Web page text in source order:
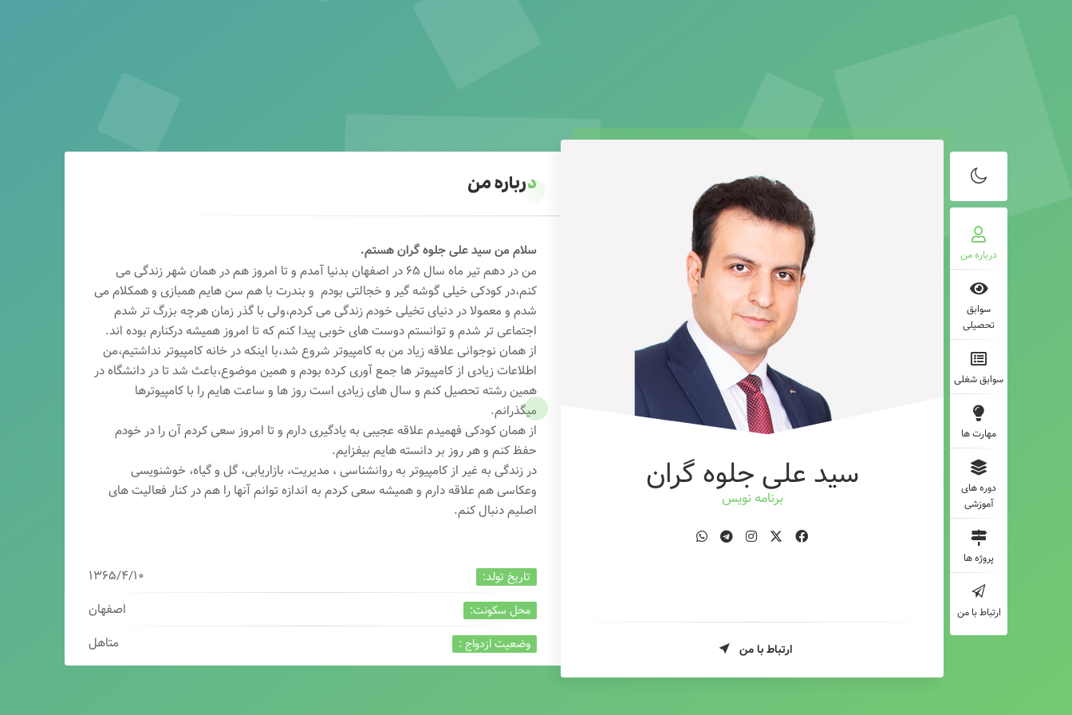
درباره من
سوابق
تحصیلی
سوابق شغلی
مهارت ها
دوره های
آموزشی
پروژه ها
ارتباط با من
سید علی جلوه گران
برنامه نویس
ارتباط با من
درباره من
سلام من سید علی جلوه گران هستم.
من در دهم تیر ماه سال ۶۵ در اصفهان بدنیا آمدم و تا امروز هم در همان شهر زندگی می
کنم،در کودکی خیلی گوشه گیر و خجالتی بودم و بندرت با هم سن هایم همبازی و همکلام می
شدم و معمولا در دنیای تخیلی خودم زندگی می کردم،ولی با گذر زمان هرچه بزرگ تر شدم
اجتماعی تر شدم و توانستم دوست های خوبی پیدا کنم که تا امروز همیشه درکنارم بوده اند.
از همان نوجوانی علاقه زیاد من به کامپیوتر شروع شد،با اینکه در خانه کامپیوتر نداشتیم،من
اطلاعات زیادی از کامپیوتر ها جمع آوری کرده بودم و همین موضوع،باعث شد تا در دانشگاه در
همین رشته تحصیل کنم و سال های زیادی است روز ها و ساعت هایم را با کامپیوترها
میگذرانم.
از همان کودکی فهمیدم علاقه عجیبی به یادگیری دارم و تا امروز سعی کردم آن را در خودم
حفظ کنم و هر روز بر دانسته هایم بیفزایم.
در زندگی به غیر از کامپیوتر به روانشناسی ، مدیریت، بازاریابی، گل و گیاه، خوشنویسی
وعکاسی هم علاقه دارم و همیشه سعی کردم به اندازه توانم آنها را هم در کنار فعالیت های
اصلیم دنبال کنم.
تاریخ تولد: ۱۳۶۵/۴/۱۰
محل سکونت: اصفهان
وضعیت ازدواج : متاهل